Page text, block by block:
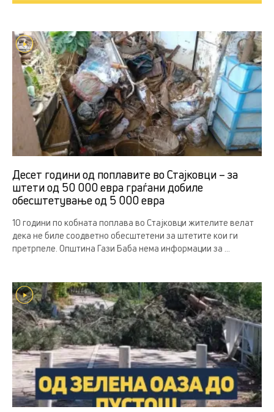
Десет години од поплавите во Стајковци – за
штети од 50 000 евра граѓани добиле
обесштетување од 5 000 евра
10 години по кобната поплава во Стајковци жителите велат
дека не биле соодветно обесштетени за штетите кои ги
претрпеле. Општина Гази Баба нема информации за ...